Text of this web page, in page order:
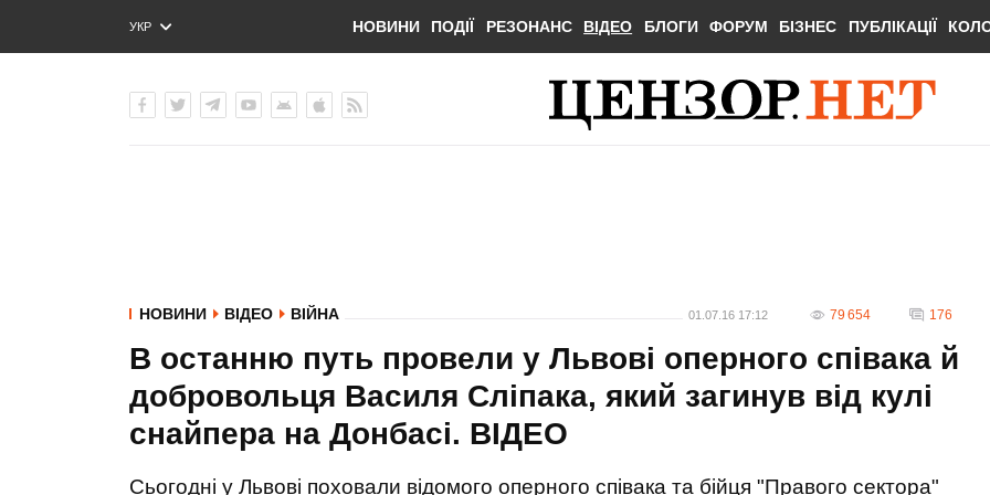
УКР
ENG
НОВИНИ ПОДІЇ РЕЗОНАНС ВІДЕО БЛОГИ ФОРУМ БІЗНЕС ПУБЛІКАЦІЇ
НОВИНИ ВІДЕО ВІЙНА 01.07.16 17:12 79 654 176
В останню путь провели у Львові оперного співака й
добровольця Василя Сліпака, який загинув від кулі
снайпера на Донбасі. ВІДЕО
Сьогодні у Львові поховали відомого оперного співака та бійця "Правого сектора"